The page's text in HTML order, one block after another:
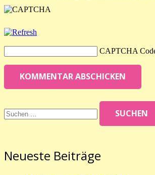
CAPTCHA
KOMMENTAR ABSCHICKEN
nach:
Neueste Beiträge